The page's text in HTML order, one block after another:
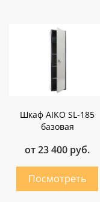
Шкаф AIKO SL-185
базовая
от 23 400 руб.